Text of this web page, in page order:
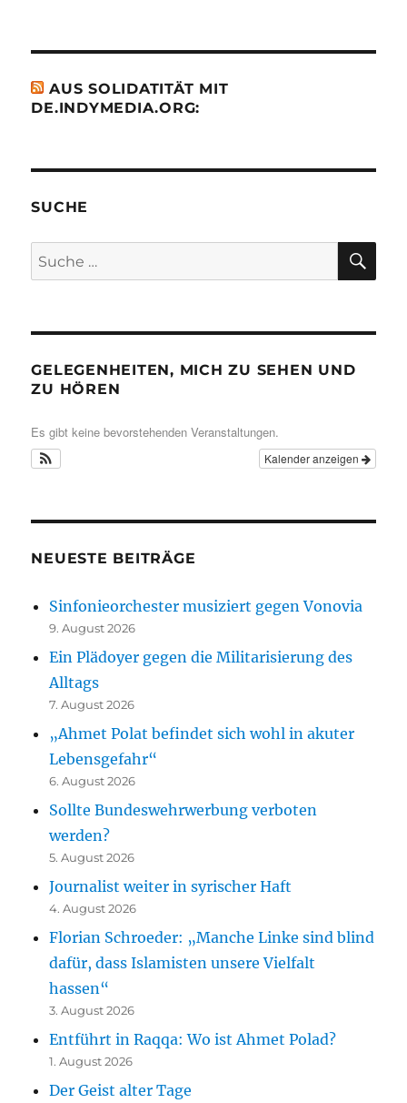
AUS SOLIDATITÄT MIT
DE.INDYMEDIA.ORG:
SUCHE
Suche
nach:
GELEGENHEITEN, MICH ZU SEHEN UND
ZU HÖREN
Es gibt keine bevorstehenden Veranstaltungen.
Kalender anzeigen
NEUESTE BEITRÄGE
Sinfonieorchester musiziert gegen Vonovia
9. August 2026
Ein Plädoyer gegen die Militarisierung des
Alltags
7. August 2026
„Ahmet Polat befindet sich wohl in akuter
Lebensgefahr“
6. August 2026
Sollte Bundeswehrwerbung verboten
werden?
5. August 2026
Journalist weiter in syrischer Haft
4. August 2026
Florian Schroeder: „Manche Linke sind blind
dafür, dass Islamisten unsere Vielfalt
hassen“
3. August 2026
Entführt in Raqqa: Wo ist Ahmet Polad?
1. August 2026
Der Geist alter Tage